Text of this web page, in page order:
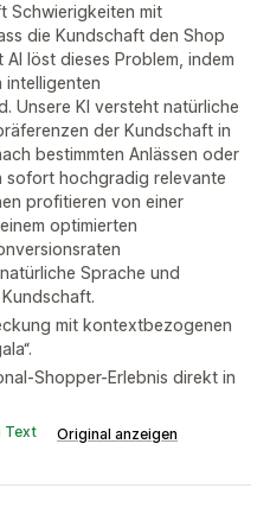
Schwierigkeiten mit
die Kundschaft den Shop
löst dieses Problem, indem
intelligenten
Unsere KI versteht natürliche
der Kundschaft in
bestimmten Anlässen oder
sofort hochgradig relevante
profitieren von einer
optimierten
Sprache und
mit kontextbezogenen
Shopper-Erlebnis direkt in
Text Original anzeigen